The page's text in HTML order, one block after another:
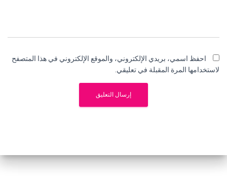
احفظ اسمي، بريدي الإلكتروني، والموقع الإلكتروني في هذا المتصفح
لاستخدامها المرة المقبلة في تعليقي.